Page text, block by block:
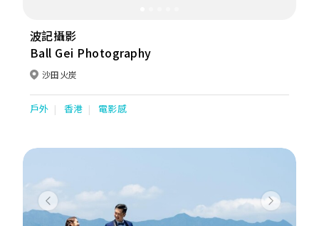
波記攝影
Ball Gei Photography
沙田火炭
戶外 香港 電影感
Previous Next